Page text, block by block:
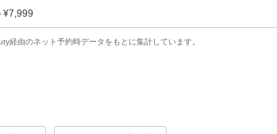
¥7,999
由のネット予約時データをもとに集計しています。